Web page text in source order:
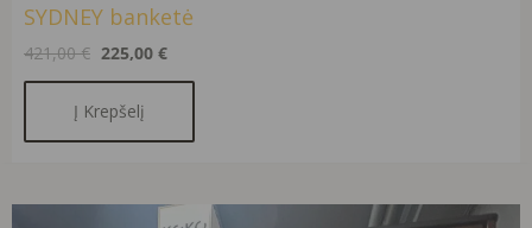
SYDNEY banketė
421,00€ 225,00 €
Į Krepšelį